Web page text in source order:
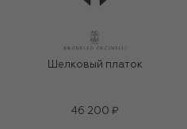
Шелковый платок
46 200 ₽